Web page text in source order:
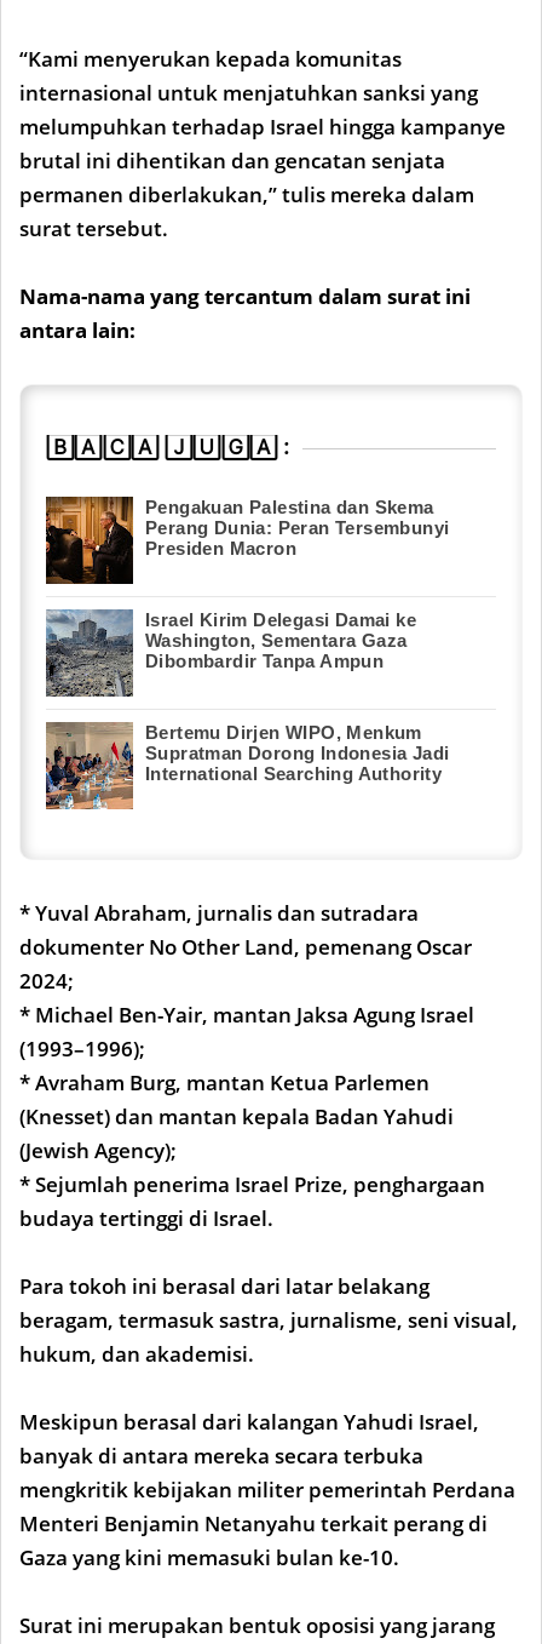
“Kami menyerukan kepada komunitas
internasional untuk menjatuhkan sanksi yang
melumpuhkan terhadap Israel hingga kampanye
brutal ini dihentikan dan gencatan senjata
permanen diberlakukan,” tulis mereka dalam
surat tersebut.
Nama-nama yang tercantum dalam surat ini
antara lain:
🄱🄰🄲🄰 🄹🅄🄶🄰 :
Pengakuan Palestina dan Skema
Perang Dunia: Peran Tersembunyi
Presiden Macron
Israel Kirim Delegasi Damai ke
Washington, Sementara Gaza
Dibombardir Tanpa Ampun
Bertemu Dirjen WIPO, Menkum
Supratman Dorong Indonesia Jadi
International Searching Authority
* Yuval Abraham, jurnalis dan sutradara
dokumenter No Other Land, pemenang Oscar
2024;
* Michael Ben-Yair, mantan Jaksa Agung Israel
(1993–1996);
* Avraham Burg, mantan Ketua Parlemen
(Knesset) dan mantan kepala Badan Yahudi
(Jewish Agency);
* Sejumlah penerima Israel Prize, penghargaan
budaya tertinggi di Israel.
Para tokoh ini berasal dari latar belakang
beragam, termasuk sastra, jurnalisme, seni visual,
hukum, dan akademisi.
Meskipun berasal dari kalangan Yahudi Israel,
banyak di antara mereka secara terbuka
mengkritik kebijakan militer pemerintah Perdana
Menteri Benjamin Netanyahu terkait perang di
Gaza yang kini memasuki bulan ke-10.
Surat ini merupakan bentuk oposisi yang jarang